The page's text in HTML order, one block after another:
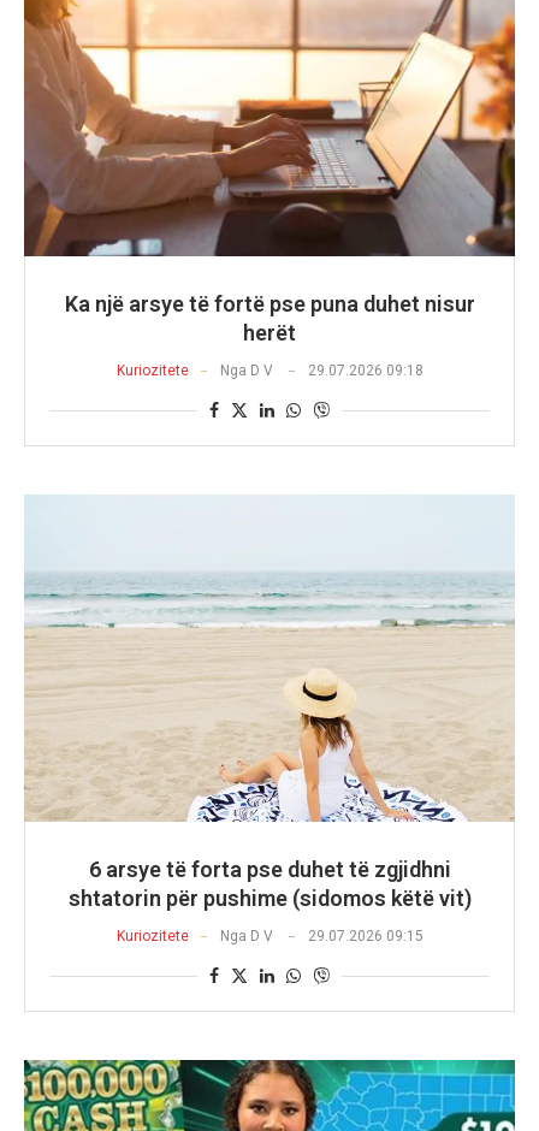
Ka një arsye të fortë pse puna duhet nisur
herët
Kuriozitete Nga D V 29.07.2026 09:18
6 arsye të forta pse duhet të zgjidhni
shtatorin për pushime (sidomos këtë vit)
Kuriozitete Nga D V 29.07.2026 09:15